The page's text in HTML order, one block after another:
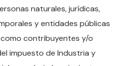
naturales, jurídicas,
y entidades públicas
contribuyentes y/o
impuesto de Industria y